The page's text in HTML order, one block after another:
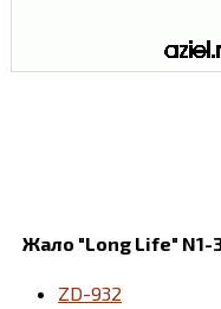
Жало "Long Life" N1-
ZD-932